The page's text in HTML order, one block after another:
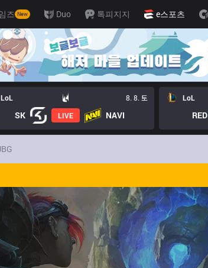
즈 New Duo 톡피지지 e스포츠
LoL 8. 8. 토
SK LIVE NAVI
LoL
RED